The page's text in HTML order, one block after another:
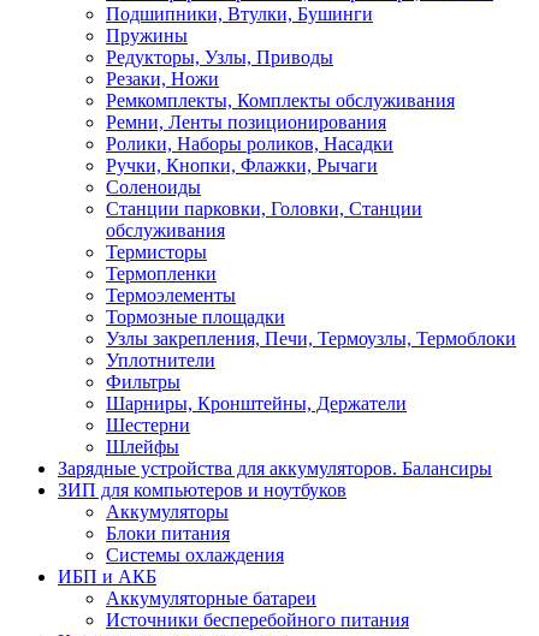
Подшипники, Втулки, Бушинги
Пружины
Редукторы, Узлы, Приводы
Резаки, Ножи
Ремкомплекты, Комплекты обслуживания
Ремни, Ленты позиционирования
Ролики, Наборы роликов, Насадки
Ручки, Кнопки, Флажки, Рычаги
Соленоиды
Станции парковки, Головки, Станции
обслуживания
Термисторы
Термопленки
Термоэлементы
Тормозные площадки
Узлы закрепления, Печи, Термоузлы, Термоблоки
Уплотнители
Фильтры
Шарниры, Кронштейны, Держатели
Шестерни
Шлейфы
Зарядные устройства для аккумуляторов. Балансиры
ЗИП для компьютеров и ноутбуков
Аккумуляторы
Блоки питания
Системы охлаждения
ИБП и АКБ
Аккумуляторные батареи
Источники бесперебойного питания